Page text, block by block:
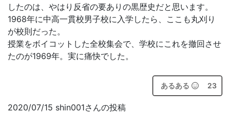
したのは、やはり反省の要ありの黒歴史だと思います。
1968年に中高一貫校男子校に入学したら、ここも丸刈り
が校則だった。
授業をボイコットした全校集会で、学校にこれを撤回させ
たのが1969年。実に痛快でした。
あるある 23
2020/07/15 shin001さんの投稿